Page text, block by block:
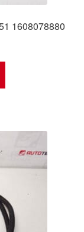
1608078880